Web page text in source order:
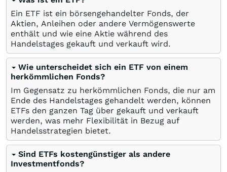
Ein ETF ist ein börsengehandelter Fonds, der
Aktien, Anleihen oder andere Vermögenswerte
enthält und wie eine Aktie während des
Handelstages gekauft und verkauft wird.
Wie unterscheidet sich ein ETF von einem
herkömmlichen Fonds?
Im Gegensatz zu herkömmlichen Fonds, die nur am
Ende des Handelstages gehandelt werden, können
ETFs den ganzen Tag über gekauft und verkauft
werden, was mehr Flexibilität in Bezug auf
Handelsstrategien bietet.
Sind ETFs kostengünstiger als andere
Investmentfonds?